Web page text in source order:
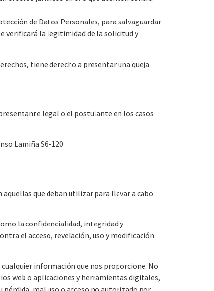
de Datos Personales, para salvaguardar
verificará la legitimidad de la solicitud y
tiene derecho a presentar una queja
legal o el postulante en los casos
Lamiña S6-120
aquellas que deban utilizar para llevar a cabo
la confidencialidad, integridad y
el acceso, revelación, uso y modificación
información que nos proporcione. No
web o aplicaciones y herramientas digitales,